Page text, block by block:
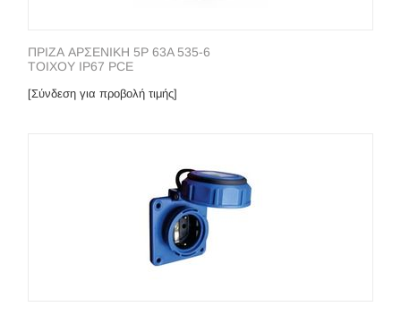
ΠΡΙΖΑ ΑΡΣΕΝΙΚΗ 5P 63A 535-6
ΤΟΙΧΟΥ IP67 PCE
[Σύνδεση για προβολή τιμής]